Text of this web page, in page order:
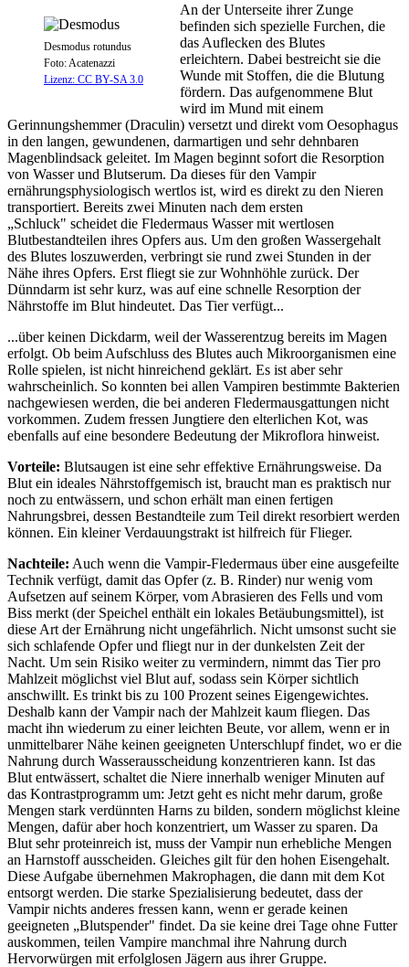
Desmodus rotundus
Foto: Acatenazzi
Lizenz: CC BY-SA 3.0
An der Unterseite ihrer Zunge
befinden sich spezielle Furchen, die
das Auflecken des Blutes
erleichtern. Dabei bestreicht sie die
Wunde mit Stoffen, die die Blutung
fördern. Das aufgenommene Blut
wird im Mund mit einem
Gerinnungshemmer (Draculin) versetzt und direkt vom Oesophagus
in den langen, gewundenen, darmartigen und sehr dehnbaren
Magenblindsack geleitet. Im Magen beginnt sofort die Resorption
von Wasser und Blutserum. Da dieses für den Vampir
ernährungsphysiologisch wertlos ist, wird es direkt zu den Nieren
transportiert. Bereits zwei Minuten nach dem ersten
„Schluck" scheidet die Fledermaus Wasser mit wertlosen
Blutbestandteilen ihres Opfers aus. Um den großen Wassergehalt
des Blutes loszuwerden, verbringt sie rund zwei Stunden in der
Nähe ihres Opfers. Erst fliegt sie zur Wohnhöhle zurück. Der
Dünndarm ist sehr kurz, was auf eine schnelle Resorption der
Nährstoffe im Blut hindeutet. Das Tier verfügt...
...über keinen Dickdarm, weil der Wasserentzug bereits im Magen
erfolgt. Ob beim Aufschluss des Blutes auch Mikroorganismen eine
Rolle spielen, ist nicht hinreichend geklärt. Es ist aber sehr
wahrscheinlich. So konnten bei allen Vampiren bestimmte Bakterien
nachgewiesen werden, die bei anderen Fledermausgattungen nicht
vorkommen. Zudem fressen Jungtiere den elterlichen Kot, was
ebenfalls auf eine besondere Bedeutung der Mikroflora hinweist.
Vorteile: Blutsaugen ist eine sehr effektive Ernährungsweise. Da
Blut ein ideales Nährstoffgemisch ist, braucht man es praktisch nur
noch zu entwässern, und schon erhält man einen fertigen
Nahrungsbrei, dessen Bestandteile zum Teil direkt resorbiert werden
können. Ein kleiner Verdauungstrakt ist hilfreich für Flieger.
Nachteile: Auch wenn die Vampir-Fledermaus über eine ausgefeilte
Technik verfügt, damit das Opfer (z. B. Rinder) nur wenig vom
Aufsetzen auf seinem Körper, vom Abrasieren des Fells und vom
Biss merkt (der Speichel enthält ein lokales Betäubungsmittel), ist
diese Art der Ernährung nicht ungefährlich. Nicht umsonst sucht sie
sich schlafende Opfer und fliegt nur in der dunkelsten Zeit der
Nacht. Um sein Risiko weiter zu vermindern, nimmt das Tier pro
Mahlzeit möglichst viel Blut auf, sodass sein Körper sichtlich
anschwillt. Es trinkt bis zu 100 Prozent seines Eigengewichtes.
Deshalb kann der Vampir nach der Mahlzeit kaum fliegen. Das
macht ihn wiederum zu einer leichten Beute, vor allem, wenn er in
unmittelbarer Nähe keinen geeigneten Unterschlupf findet, wo er die
Nahrung durch Wasserausscheidung konzentrieren kann. Ist das
Blut entwässert, schaltet die Niere innerhalb weniger Minuten auf
das Kontrastprogramm um: Jetzt geht es nicht mehr darum, große
Mengen stark verdünnten Harns zu bilden, sondern möglichst kleine
Mengen, dafür aber hoch konzentriert, um Wasser zu sparen. Da
Blut sehr proteinreich ist, muss der Vampir nun erhebliche Mengen
an Harnstoff ausscheiden. Gleiches gilt für den hohen Eisengehalt.
Diese Aufgabe übernehmen Makrophagen, die dann mit dem Kot
entsorgt werden. Die starke Spezialisierung bedeutet, dass der
Vampir nichts anderes fressen kann, wenn er gerade keinen
geeigneten „Blutspender" findet. Da sie keine drei Tage ohne Futter
auskommen, teilen Vampire manchmal ihre Nahrung durch
Hervorwürgen mit erfolglosen Jägern aus ihrer Gruppe.